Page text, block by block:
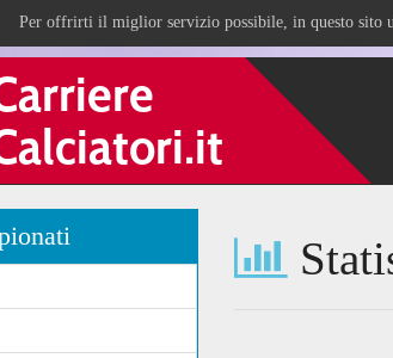
Per offrirti il miglior servizio possibile, in questo sito